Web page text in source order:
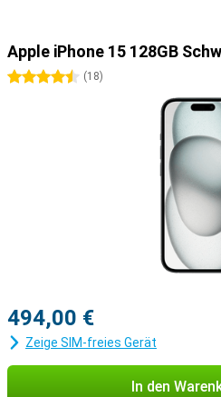
Apple iPhone 15 128GB
4.5 Sterne
(18)
494,00 €
Zeige SIM-freies Gerät
In den